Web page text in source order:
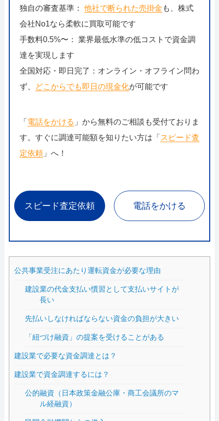
独自の審査基準： 他社で断られた売掛金 も、株式
会社No1なら柔軟に買取可能です
手数料0.5%〜： 業界最低水準の低コストで資金調
達を実現します
全国対応・即日完了：オンライン・オフライン問わ
ず、
どこからでも即日の現金化が可能です
「 電話をかける 」から無料のご相談も受付ておりま
す。すぐに調達可能額を知りたい方は「 スピード査
定依頼」へ！
スピード査定依頼 電話をかける
公共事業受注にあたり運転資金が必要な理由
建設業の代金支払い慣習として支払いサイトが
長い
先払いしなければならない資金の負担が大きい
「紐づけ融資」の提案を受けることがある
建設業で必要な資金調達とは？
建設業で資金調達するには？
公的融資（日本政策金融公庫・商工会議所のマ
ル経融資）